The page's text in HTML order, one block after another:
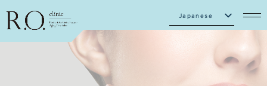
Japanese